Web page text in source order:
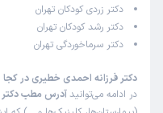
دکتر زردی کودکان تهران
دکتر رشد کودکان تهران
دکتر سرماخوردگی تهران
دکتر فرزانه احمدی خطیری در کجا
در ادامه می‌توانید آدرس مطب دکتر